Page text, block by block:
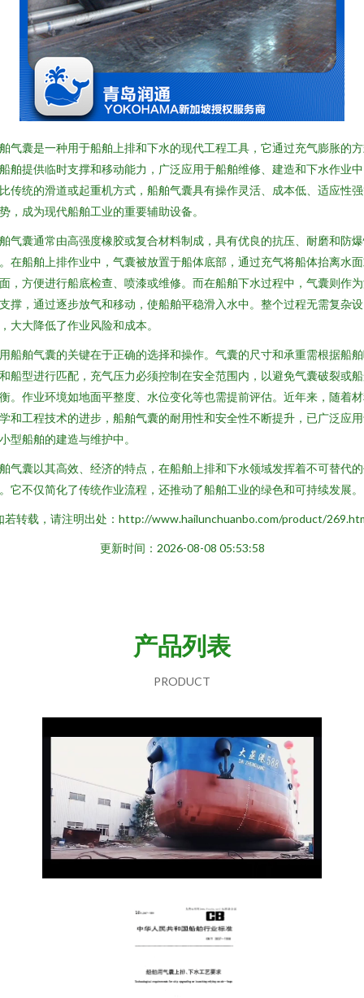
气囊是一种用于船舶上排和下水的现代工程工具，它通过充气膨胀的
舶提供临时支撑和移动能力，广泛应用于船舶维修、建造和下水作业
传统的滑道或起重机方式，船舶气囊具有操作灵活、成本低、适应性
，成为现代船舶工业的重要辅助设备。
气囊通常由高强度橡胶或复合材料制成，具有优良的抗压、耐磨和防
在船舶上排作业中，气囊被放置于船体底部，通过充气将船体抬离水
，方便进行船底检查、喷漆或维修。而在船舶下水过程中，气囊则作
撑，通过逐步放气和移动，使船舶平稳滑入水中。整个过程无需复杂设
大大降低了作业风险和成本。
船舶气囊的关键在于正确的选择和操作。气囊的尺寸和承重需根据船
船型进行匹配，充气压力必须控制在安全范围内，以避免气囊破裂或
。作业环境如地面平整度、水位变化等也需提前评估。近年来，随着
和工程技术的进步，船舶气囊的耐用性和安全性不断提升，已广泛应
型船舶的建造与维护中。
气囊以其高效、经济的特点，在船舶上排和下水领域发挥着不可替代
它不仅简化了传统作业流程，还推动了船舶工业的绿色和可持续发展。
若转载，请注明出处：http://www.hailunchuanbo.com/product/
更新时间：2026-08-08 05:53:58
产品列表
PRODUCT